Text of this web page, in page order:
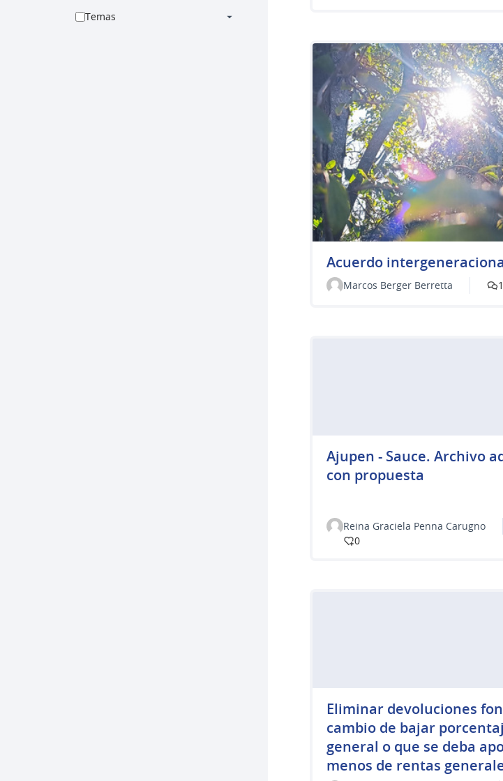
Temas
Acuerdo
Marcos Berger Berretta 1
Ajupen - Sauce. Archivo
con propuesta
Reina Graciela Penna Carugno
0
Eliminar devoluciones
cambio de bajar
general o que se deba
menos de rentas